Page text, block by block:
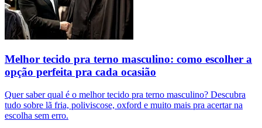
Melhor tecido pra terno masculino: como escolher a
opção perfeita pra cada ocasião
Quer saber qual é o melhor tecido pra terno masculino? Descubra
tudo sobre lã fria, poliviscose, oxford e muito mais pra acertar na
escolha sem erro.